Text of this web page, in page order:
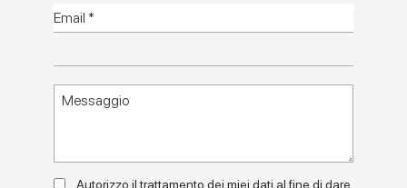
Catalogo
Miniature Aroma: il piccolo formato che
interpreta il carattere del brick artigianale
Miniature Aroma arricchisce la collezione dei piccoli
con un effetto mosso e naturale. L’ispirazione è il classico brick
londinese, caratterizzato da variazioni cromatiche e irregolarità
Autorizzo il trattamento dei miei dati al fine di dare